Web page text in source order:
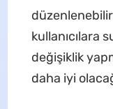
kullanıcılara
değişiklik
daha iyi